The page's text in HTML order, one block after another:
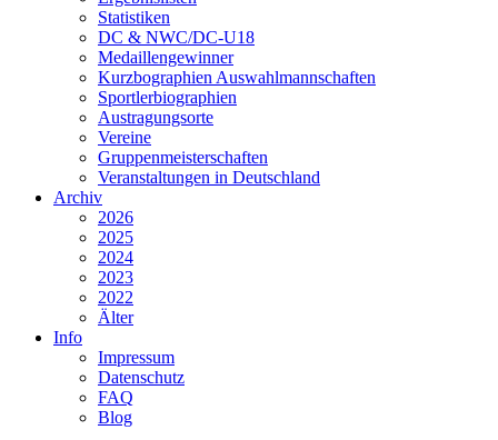
Statistiken
DC & NWC/DC-U18
Medaillengewinner
Kurzbographien Auswahlmannschaften
Sportlerbiographien
Austragungsorte
Vereine
Gruppenmeisterschaften
Veranstaltungen in Deutschland
Archiv
2026
2025
2024
2023
2022
Älter
Info
Impressum
Datenschutz
FAQ
Blog